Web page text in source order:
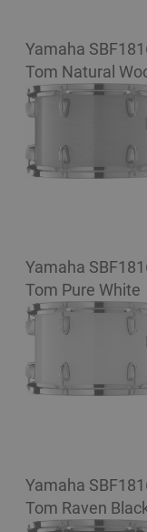
Yamaha
Tom Natural
Yamaha
Tom Pure White
Yamaha
Tom Raven